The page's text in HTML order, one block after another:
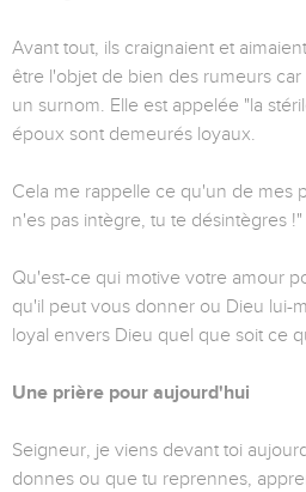
Avant tout, ils craignaient et
être l'objet de bien des rumeurs
un surnom. Elle est appelée "la
époux sont demeurés loyaux.
Cela me rappelle ce qu'un de mes
n'es pas intègre, tu te désintègres
Qu'est-ce qui motive votre amour
qu'il peut vous donner ou Dieu lui-
loyal envers Dieu quel que soit ce
Une prière pour aujourd'hui
Seigneur, je viens devant toi
donnes ou que tu reprennes,